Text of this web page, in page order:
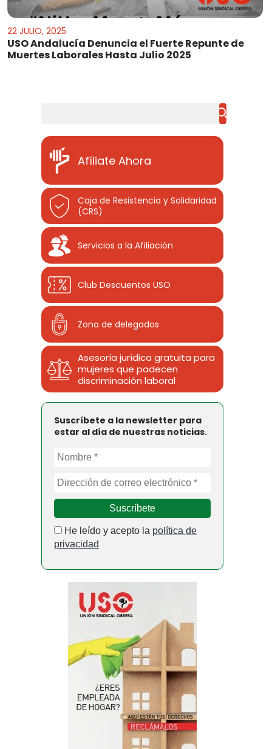
22 JULIO, 2025
USO Andalucía Denuncia el Fuerte Repunte de
Muertes Laborales Hasta Julio 2025
Afíliate Ahora
Caja de Resistencia y Solidaridad
(CRS)
Servicios a la Afiliación
Club Descuentos USO
Zona de delegados
Asesoría jurídica gratuita para
mujeres que padecen
discriminación laboral
Suscríbete a la newsletter para
estar al día de nuestras noticias.
He leído y acepto la política de
privacidad